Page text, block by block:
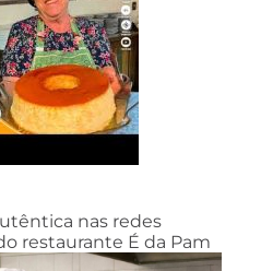
nas redes
restaurante É da Pam